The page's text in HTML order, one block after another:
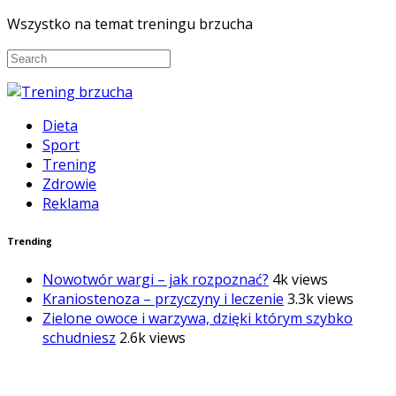
Wszystko na temat treningu brzucha
Dieta
Sport
Trening
Zdrowie
Reklama
Trending
Nowotwór wargi – jak rozpoznać? 4k views
Kraniostenoza – przyczyny i leczenie 3.3k views
Zielone owoce i warzywa, dzięki którym szybko
schudniesz 2.6k views